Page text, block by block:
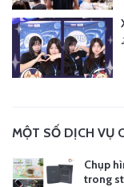
MỘT SỐ DỊCH VỤ
Chụp
trong